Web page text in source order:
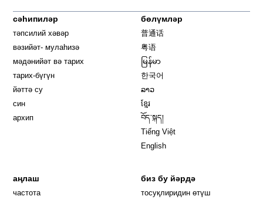
сәһипиләр
тәпсилий хәвәр
вәзийәт- мулаһизә
мәдәнийәт вә тарих
тарих-бүгүн
йәттә су
син
архип
бөлүмләр
普通话
粤语
မြန်မာ
한국어
ລາວ
ខ្មែរ
བོད་སྐད།
Tiếng Việt
English
аңлаш
частота
биз бу йәрдә
тосуқлиридин өтүш